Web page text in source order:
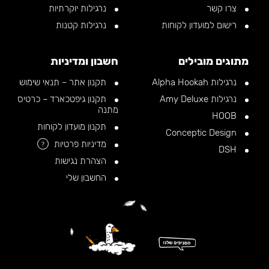
צרו קשר
רישום למועדון לקוחות
נרגילות יוקרתיות
נרגילות קטנות
מתוגים מובילים
נרגילות Alpha Hookah
נרגילות Amy Deluxe
חשבון ומדיניות
תקנון אתר – תנאי שימוש
תקנון גיפטכארד – כרטיס
מתנה
תקנון מועדון לקוחות
מדיניות פרטיות
?
הצהרת נגישות
החשבון שלי